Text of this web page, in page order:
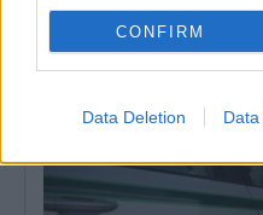
CONFIRM
Data Deletion Data
4 Agosto, 2026 - 17:13